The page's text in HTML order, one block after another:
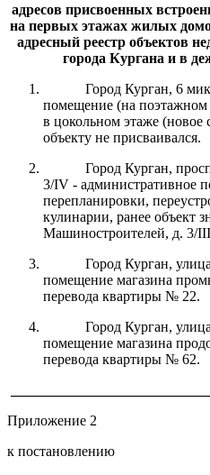
адресов присвоенных
на первых этажах жилых
адресный реестр объектов
города Кургана и в
Город Курган, 6
помещение (на
в цокольном этаже (новое
объекту не присваивался.
Город Курган,
3/IV - административное
перепланировки,
кулинарии, ранее объект
Машиностроителей, д. 3/
Город Курган,
помещение магазина
перевода квартиры № 22.
Город Курган,
помещение магазина
перевода квартиры № 62.
Приложение 2
к постановлению